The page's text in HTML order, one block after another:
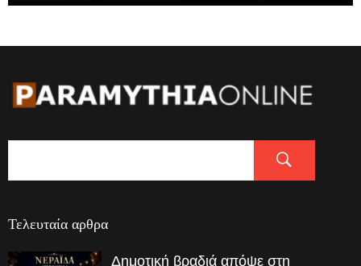
Τελευταία αρθρα
Δημοτική βραδιά απόψε στη